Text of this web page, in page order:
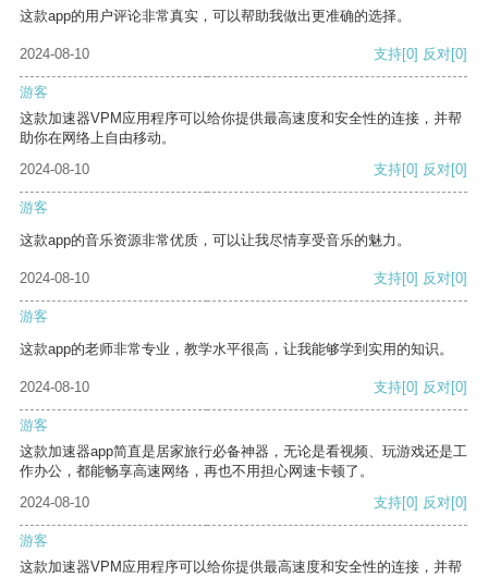
这款app的用户评论非常真实，可以帮助我做出更准确的选择。
2024-08-10 支持[0] 反对[0]
游客
这款加速器VPM应用程序可以给你提供最高速度和安全性的连接，并帮
助你在网络上自由移动。
2024-08-10
支持[0] 反对[0]
游客
这款app的音乐资源非常优质，可以让我尽情享受音乐的魅力。
2024-08-10 支持[0] 反对[0]
游客
这款app的老师非常专业，教学水平很高，让我能够学到实用的知识。
2024-08-10 支持[0] 反对[0]
游客
这款加速器app简直是居家旅行必备神器，无论是看视频、玩游戏还是工
作办公，都能畅享高速网络，再也不用担心网速卡顿了。
2024-08-10
支持[0] 反对[0]
游客
这款加速器VPM应用程序可以给你提供最高速度和安全性的连接，并帮